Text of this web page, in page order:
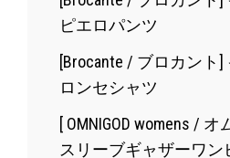
ピエロパンツ
[Brocante / ブロカント
ロンセシャツ
[ OMNIGOD womens /
スリーブギャザーワン